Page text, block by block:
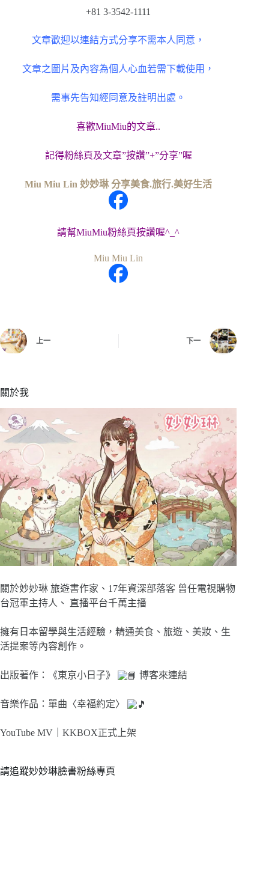
+81 3-3542-1111
文章歡迎以連結方式分享不需本人同意，
文章之圖片及內容為個人心血若需下載使用，
需事先告知經同意及註明出處。
喜歡MiuMiu的文章..
記得粉絲頁及文章”按讚”+”分享”喔
Miu Miu Lin 妙妙琳 分享美食.旅行.美好生活
請幫MiuMiu粉絲頁按讚喔^_^
Miu Miu Lin
上一 下一
關於我
關於妙妙琳 旅遊書作家、17年資深部落客 曾任電視購物
台冠軍主持人、 直播平台千萬主播
擁有日本留學與生活經驗，精通美食、旅遊、美妝、生
活提案等內容創作。
出版著作：《東京小日子》 博客來連結
音樂作品：單曲〈幸福約定〉
YouTube MV｜ KKBOX正式上架
請追蹤妙妙琳臉書粉絲專頁